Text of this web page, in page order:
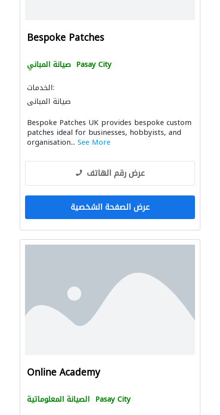
Bespoke Patches
صيانة المباني Pasay City
الخدمات:
صيانة المباني
Bespoke Patches UK provides bespoke custom
patches ideal for businesses, hobbyists, and
organisation... See More
عرض رقم الهاتف
عرض الصفحة الشخصية
Online Academy
الصيانة المعلوماتية Pasay City